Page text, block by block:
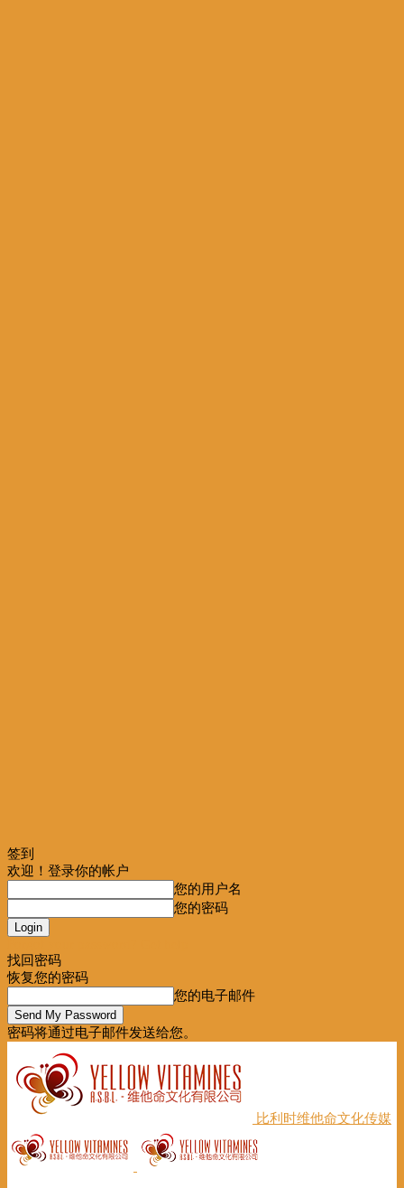
签到
欢迎！登录你的帐户
您的用户名
您的密码
找回密码
恢复您的密码
您的电子邮件
密码将通过电子邮件发送给您。
比利时维他命文化传媒